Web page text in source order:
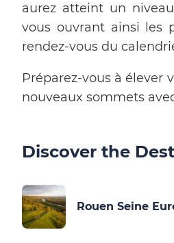
aurez atteint un
vous ouvrant ainsi les
rendez-vous du
Préparez-vous à élever
nouveaux sommets
Discover the
Rouen Seine